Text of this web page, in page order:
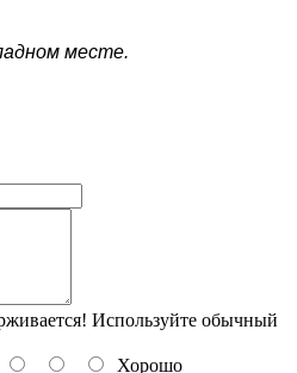
месте.
Используйте обычный
Хорошо